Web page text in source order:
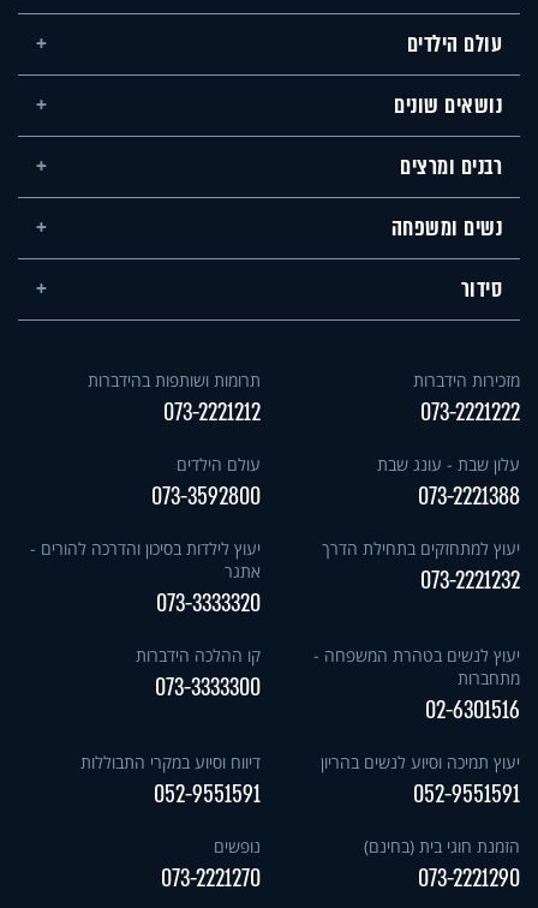
עולם הילדים
נושאים שונים
רבנים ומרצים
נשים ומשפחה
סידור
מזכירות הידברות
073-2221222
תרומות ושותפות בהידברות
073-2221212
עלון שבת - עונג שבת
073-2221388
עולם הילדים
073-3592800
יעוץ למתחזקים בתחילת הדרך
073-2221232
יעוץ לילדות בסיכון והדרכה להורים -
אתגר
073-3333320
יעוץ לנשים בטהרת המשפחה -
מתחברות
02-6301516
קו ההלכה הידברות
073-3333300
יעוץ תמיכה וסיוע לנשים בהריון
052-9551591
דיווח וסיוע במקרי התבוללות
052-9551591
הזמנת חוגי בית (בחינם)
073-2221290
נופשים
073-2221270